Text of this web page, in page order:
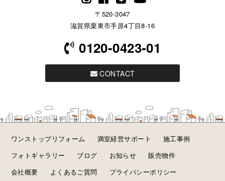
〒520-3047
滋賀県栗東市手原4丁目8-16
0120-0423-01
CONTACT
ワンストップリフォーム 満室経営サポート
施工事例
フォトギャラリー
ブログ お知らせ
販売物件
会社概要
よくあるご質問 プライバシーポリシー